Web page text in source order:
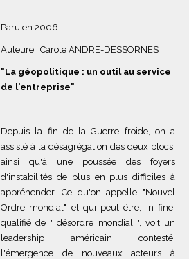
Paru en 2006
Auteure : Carole ANDRE-DESSORNES
"La géopolitique : un outil au service
de l'entreprise"
Depuis la fin de la Guerre froide, on a
assisté à la désagrégation des deux blocs,
ainsi qu'à une poussée des foyers
d'instabilités de plus en plus difficiles à
appréhender. Ce qu'on appelle "Nouvel
Ordre mondial" et qui peut être, in fine,
qualifié de " désordre mondial ", voit un
leadership américain contesté,
l'émergence de nouveaux acteurs à